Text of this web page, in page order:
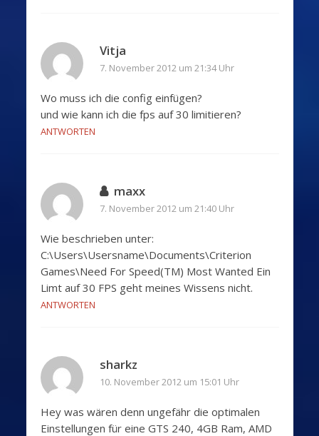
Vitja
7. November 2012 um 21:34 Uhr
Wo muss ich die config einfügen?
und wie kann ich die fps auf 30 limitieren?
ANTWORTEN
maxx
7. November 2012 um 21:40 Uhr
Wie beschrieben unter:
C:\Users\Usersname\Documents\Criterion
Games\Need For Speed(TM) Most Wanted Ein
Limt auf 30 FPS geht meines Wissens nicht.
ANTWORTEN
sharkz
10. November 2012 um 15:01 Uhr
Hey was wären denn ungefähr die optimalen
Einstellungen für eine GTS 240, 4GB Ram, AMD